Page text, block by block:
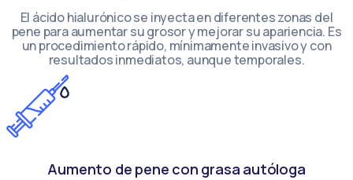
El ácido hialurónico se inyecta en diferentes zonas del
pene para aumentar su grosor y mejorar su apariencia. Es
un procedimiento rápido, mínimamente invasivo y con
resultados inmediatos, aunque temporales.
Aumento de pene con grasa autóloga